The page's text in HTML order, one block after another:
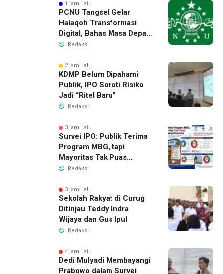
1 jam lalu
PCNU Tangsel Gelar
Halaqoh Transformasi
Digital, Bahas Masa Depan
NU di Era Disrupsi
Redaksi
2 jam lalu
KDMP Belum Dipahami
Publik, IPO Soroti Risiko
Jadi “Ritel Baru”
Redaksi
3 jam lalu
Survei IPO: Publik Terima
Program MBG, tapi
Mayoritas Tak Puas
dengan Pengelolaannya
Redaksi
3 jam lalu
Sekolah Rakyat di Curug
Ditinjau Teddy Indra
Wijaya dan Gus Ipul
Redaksi
4 jam lalu
Dedi Mulyadi Membayangi
Prabowo dalam Survei